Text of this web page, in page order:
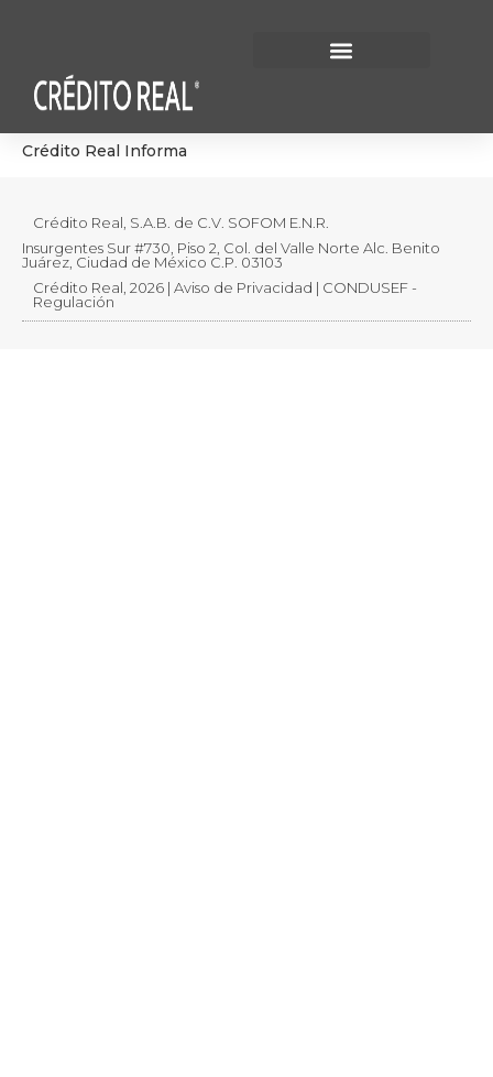
Crédito Real Informa
Crédito Real, S.A.B. de C.V. SOFOM E.N.R.
Insurgentes Sur #730, Piso 2, Col. del Valle Norte Alc. Benito
Juárez, Ciudad de México C.P. 03103
Crédito Real, 2026 | Aviso de Privacidad | CONDUSEF -
Regulación